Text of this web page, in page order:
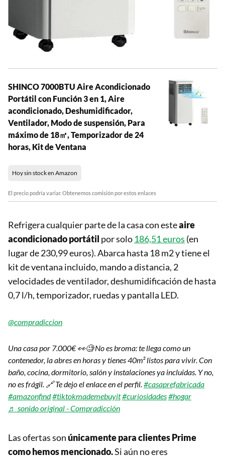
SHINCO 7000BTU Aire Acondicionado
Portátil con Función 3 en 1, Aire
acondicionado, Deshumidificador,
Ventilador, Modo de suspensión, Para
máximo de 18㎡, Temporizador de 24
horas, Kit de Ventana
Hoy sin stock en Amazon
El precio podría variar. Obtenemos comisión por estos enlaces
Refrigera cualquier parte de la casa con esteaire
acondicionado portátil por solo 186,51 euros (en
lugar de 230,99 euros). Abarca hasta 18 m2 y tiene el
kit de ventana incluido, mando a distancia, 2
velocidades de ventilador, deshumidificación de hasta
0,7 l/h, temporizador, ruedas y pantalla LED.
@compradiccion
Una casa por 7.000€ 👀🧐 No es broma: te llega como un
contenedor, la abres en horas y tienes 40m² listos para vivir. Con
baño, cocina, dormitorio, salón y instalaciones ya incluidas. Y no,
no es frágil. 🔗 Te dejo el enlace en el perfil.#casaprefabricada
#amazonfind#tiktokmademebuyit#curiosidades#hogar
♬ sonido original - Compradicción
Las ofertas son únicamente para clientes Prime
como hemos mencionado.Si aún no eres